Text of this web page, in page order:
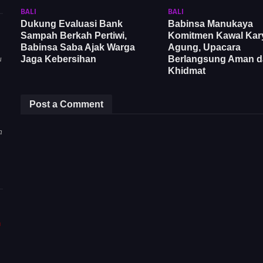
BALI
Dukung Evaluasi Bank
Sampah Berkah Pertiwi,
Babinsa Saba Ajak Warga
Jaga Kebersihan
BALI
Babinsa Manukaya
Komitmen Kawal
Agung, Upacara
Berlangsung Aman
Khidmat
Post a Comment